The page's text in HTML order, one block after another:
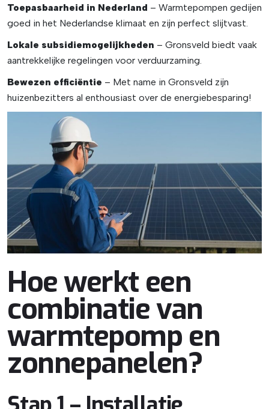
Toepasbaarheid in Nederland – Warmtepompen gedijen
goed in het Nederlandse klimaat en zijn perfect slijtvast.
Lokale subsidiemogelijkheden – Gronsveld biedt vaak
aantrekkelijke regelingen voor verduurzaming.
Bewezen efficiëntie – Met name in Gronsveld zijn
huizenbezitters al enthousiast over de energiebesparing!
Hoe werkt een
combinatie van
warmtepomp en
zonnepanelen?